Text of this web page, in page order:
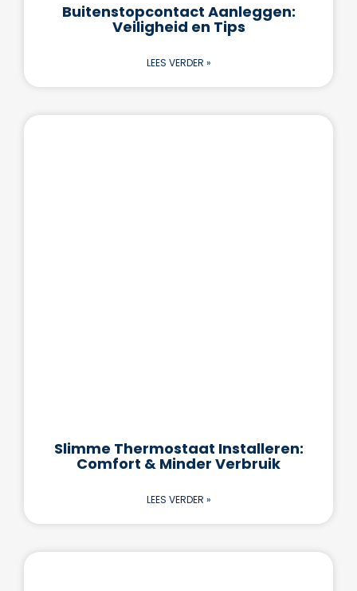
Buitenstopcontact Aanleggen:
Veiligheid en Tips
LEES VERDER »
Slimme Thermostaat Installeren:
Comfort & Minder Verbruik
LEES VERDER »